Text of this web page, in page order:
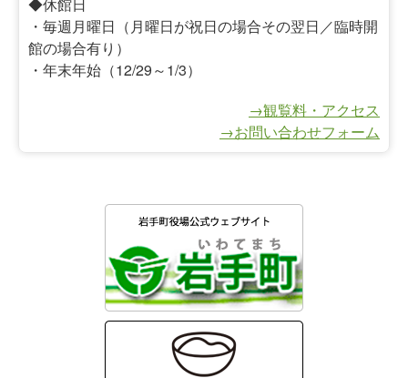
◆休館日
・毎週月曜日（月曜日が祝日の場合その翌日／臨時開
館の場合有り）
・年末年始（12/29～1/3）
→観覧料・アクセス
→お問い合わせフォーム